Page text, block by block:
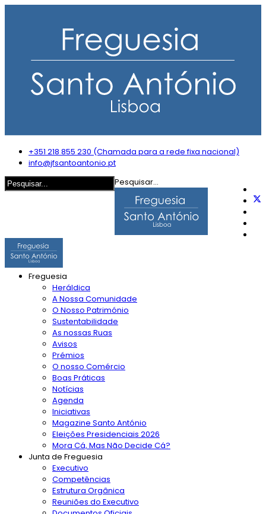
+351 218 855 230 (Chamada para a rede fixa nacional)
info@jfsantoantonio.pt
Pesquisar...
Freguesia
Heráldica
A Nossa Comunidade
O Nosso Património
Sustentabilidade
As nossas Ruas
Avisos
Prémios
O nosso Comércio
Boas Práticas
Notícias
Agenda
Iniciativas
Magazine Santo António
Eleições Presidenciais 2026
Mora Cá, Mas Não Decide Cá?
Junta de Freguesia
Executivo
Competências
Estrutura Orgânica
Reuniões do Executivo